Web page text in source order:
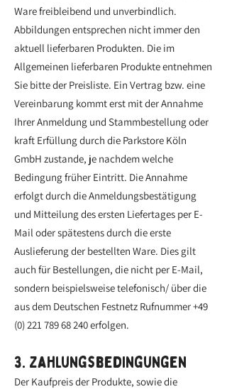
Ware freibleibend und unverbindlich.
Abbildungen entsprechen nicht immer den
aktuell lieferbaren Produkten. Die im
Allgemeinen lieferbaren Produkte entnehmen
Sie bitte der Preisliste. Ein Vertrag bzw. eine
Vereinbarung kommt erst mit der Annahme
Ihrer Anmeldung und Stammbestellung oder
kraft Erfüllung durch die Parkstore Köln
GmbH zustande, je nachdem welche
Bedingung früher Eintritt. Die Annahme
erfolgt durch die Anmeldungsbestätigung
und Mitteilung des ersten Liefertages per E-
Mail oder spätestens durch die erste
Auslieferung der bestellten Ware. Dies gilt
auch für Bestellungen, die nicht per E-Mail,
sondern beispielsweise telefonisch/ über die
aus dem Deutschen Festnetz Rufnummer+49
(0) 221 789 68 240erfolgen.
3. Zahlungsbedingungen
Der Kaufpreis der Produkte, sowie die